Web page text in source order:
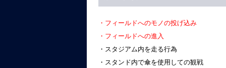
・フィールドへのモノの投げ込み
・フィールドへの進入
・スタジアム内を走る行為
・スタンド内で傘を使用しての観戦